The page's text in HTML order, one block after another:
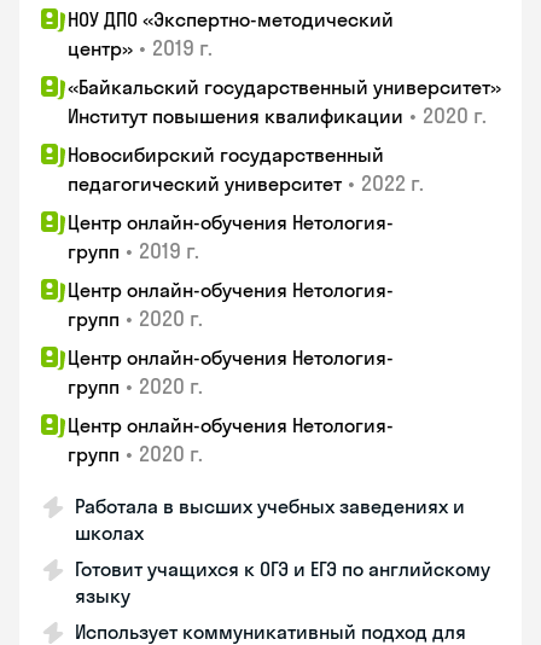
НОУ ДПО «Экспертно-методический
центр» • 2019 г.
«Байкальский государственный университет»
Институт повышения квалификации • 2020 г.
Новосибирский государственный
педагогический университет • 2022 г.
Центр онлайн-обучения Нетология-
групп • 2019 г.
Центр онлайн-обучения Нетология-
групп • 2020 г.
Центр онлайн-обучения Нетология-
групп • 2020 г.
Центр онлайн-обучения Нетология-
групп • 2020 г.
Работала в высших учебных заведениях и
школах
Готовит учащихся к ОГЭ и ЕГЭ по английскому
языку
Использует коммуникативный подход для